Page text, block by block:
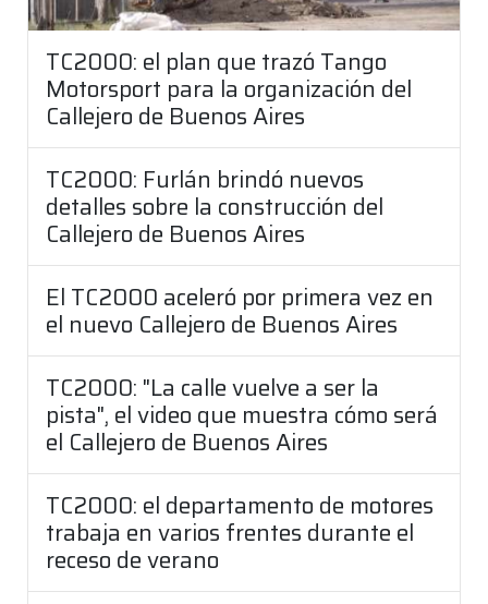
TC2000: el plan que trazó Tango
Motorsport para la organización del
Callejero de Buenos Aires
TC2000: Furlán brindó nuevos
detalles sobre la construcción del
Callejero de Buenos Aires
El TC2000 aceleró por primera vez en
el nuevo Callejero de Buenos Aires
TC2000: "La calle vuelve a ser la
pista", el video que muestra cómo será
el Callejero de Buenos Aires
TC2000: el departamento de motores
trabaja en varios frentes durante el
receso de verano